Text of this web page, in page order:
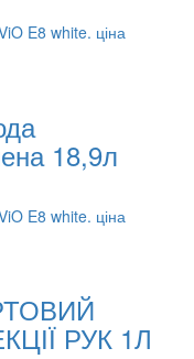
18,9л
РУК 1Л